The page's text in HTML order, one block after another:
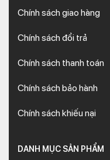
Chính sách giao hàng
Chính sách đổi trả
Chính sách thanh toán
Chính sách bảo hành
Chính sách khiếu nại
DANH MỤC SẢN PHẨM